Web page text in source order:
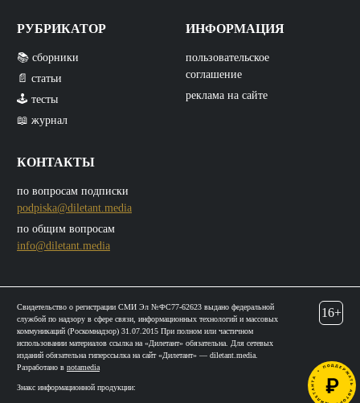
РУБРИКАТОР
📚 сборники
📄 статьи
🕹️ тесты
📖 журнал
КОНТАКТЫ
по вопросам подписки
podpiska@diletant.media
по общим вопросам
info@diletant.media
ИНФОРМАЦИЯ
пользовательское
соглашение
реклама на сайте
Свидетельство о регистрации СМИ Эл №ФС77-62623 выдано федеральной
службой по надзору в сфере связи, информационных технологий и массовых
коммуникаций (Роскомнадзор) 31.07.2015 При полном или частичном
использовании материалов ссылка на «Дилетант» обязательна. Для сетевых
изданий обязательна гиперссылка на сайт «Дилетант» — diletant.media.
Разработано в notamedia
Знакс информационной продукции:
16+